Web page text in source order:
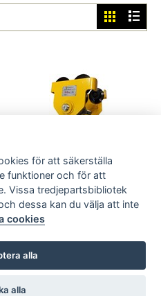
Blockvagn CST-Y4
för att säkerställa
funktioner och för att
Vissa tredjepartsbibliotek
dessa kan du välja att inte
cookies
alla
alla